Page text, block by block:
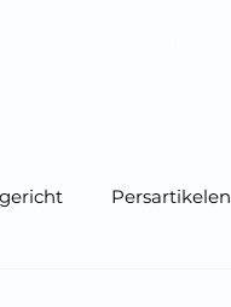
Persartikelen